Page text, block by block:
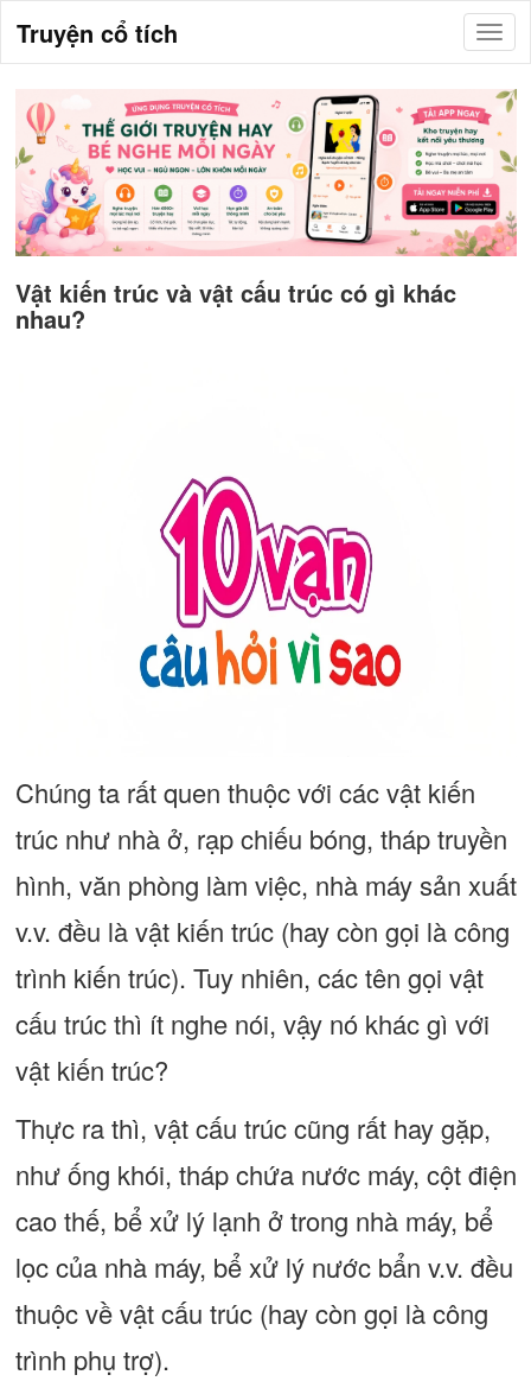
Truyện cổ tích
Vật kiến trúc và vật cấu trúc có gì khác
nhau?
Chúng ta rất quen thuộc với các vật kiến
trúc như nhà ở, rạp chiếu bóng, tháp truyền
hình, văn phòng làm việc, nhà máy sản xuất
v.v. đều là vật kiến trúc (hay còn gọi là công
trình kiến trúc). Tuy nhiên, các tên gọi vật
cấu trúc thì ít nghe nói, vậy nó khác gì với
vật kiến trúc?
Thực ra thì, vật cấu trúc cũng rất hay gặp,
như ống khói, tháp chứa nước máy, cột điện
cao thế, bể xử lý lạnh ở trong nhà máy, bể
lọc của nhà máy, bể xử lý nước bẩn v.v. đều
thuộc về vật cấu trúc (hay còn gọi là công
trình phụ trợ).